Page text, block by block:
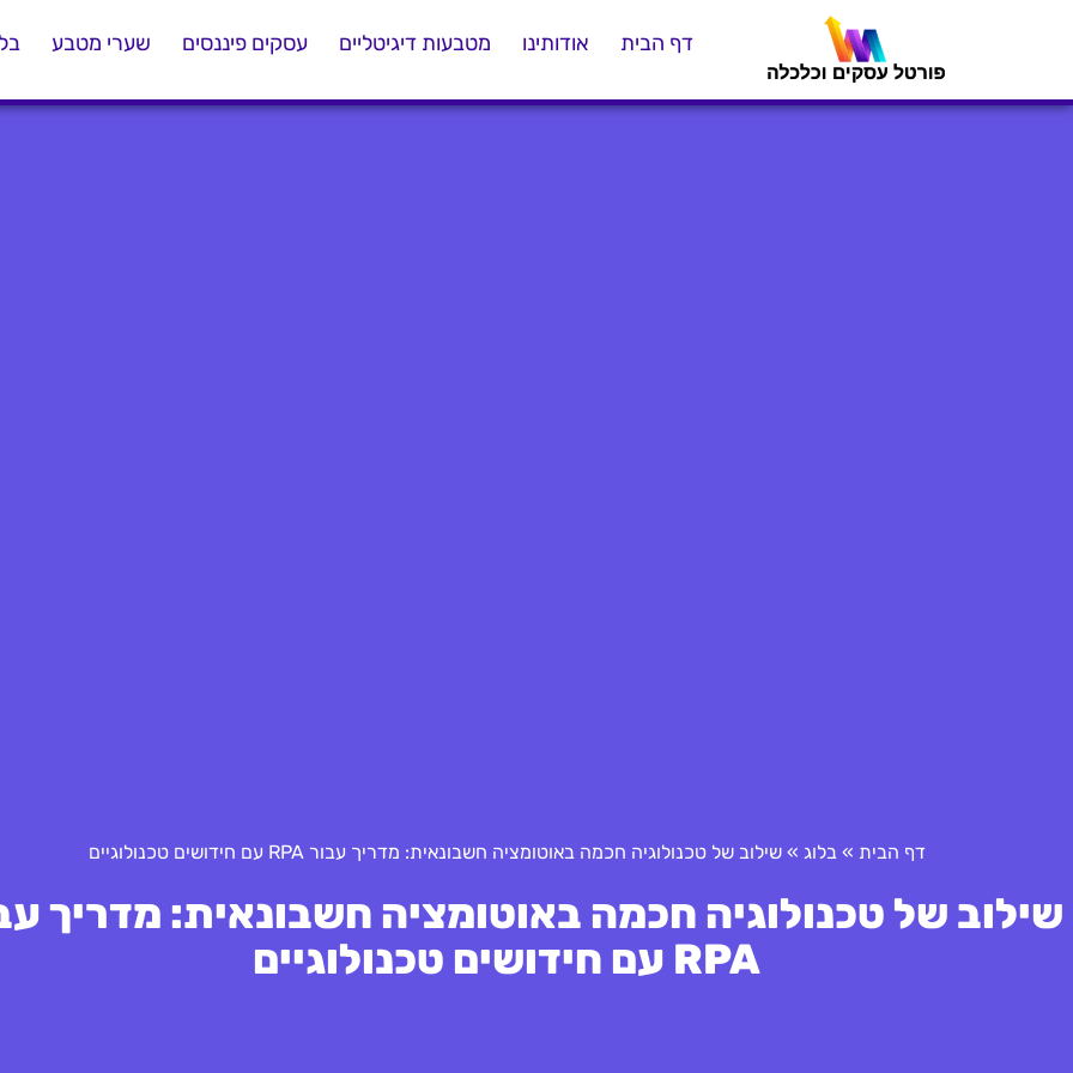
דף הבית אודותינו מטבעות דיגיטליים עסקים פיננסים שערי מטבע
דף הבית » בלוג »שילוב של טכנולוגיה חכמה באוטומציה חשבונאית: מדריך עבור RPA עם חידושים טכנולוגיים
שילוב של טכנולוגיה חכמה באוטומציה חשבונאית: מדריך
RPA עם חידושים טכנולוגיים